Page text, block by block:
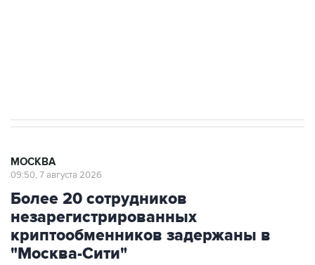
МОСКВА
09:50, 7 августа 2026
Более 20 сотрудников
незарегистрированных
криптообменников задержаны в
"Москва-Сити"